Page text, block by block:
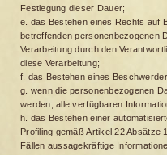
Festlegung dieser Dauer;
e. das Bestehen eines Rechts auf
betreffenden personenbezogenen
Verarbeitung durch den
diese Verarbeitung;
f. das Bestehen eines
g. wenn die personenbezogenen
werden, alle verfügbaren
h. das Bestehen einer
Profiling gemäß Artikel 22 Absätze
Fällen aussagekräftige